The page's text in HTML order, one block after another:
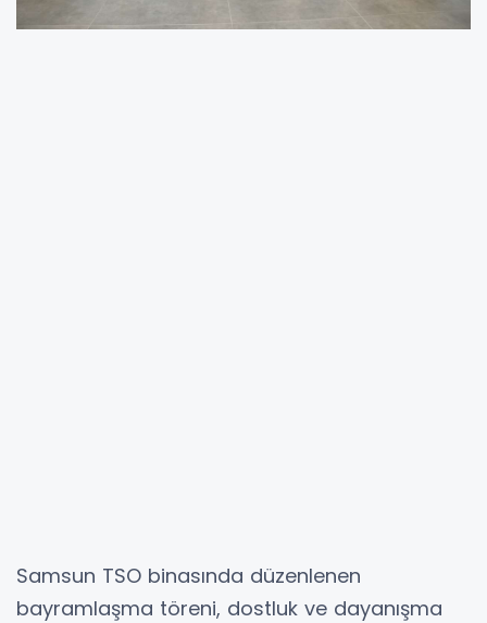
Samsun TSO binasında düzenlenen
bayramlaşma töreni, dostluk ve dayanışma